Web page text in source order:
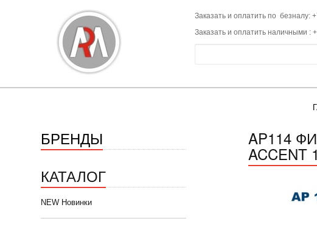
Заказать и оплатить по безналу:
Заказать и оплатить наличными :
БРЕНДЫ
КАТАЛОГ
NEW Новинки
AP114
ACCENT